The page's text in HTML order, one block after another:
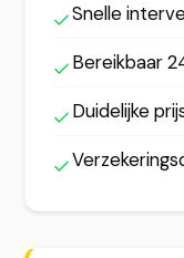
Snelle
Bereikbaar
Duidelijke